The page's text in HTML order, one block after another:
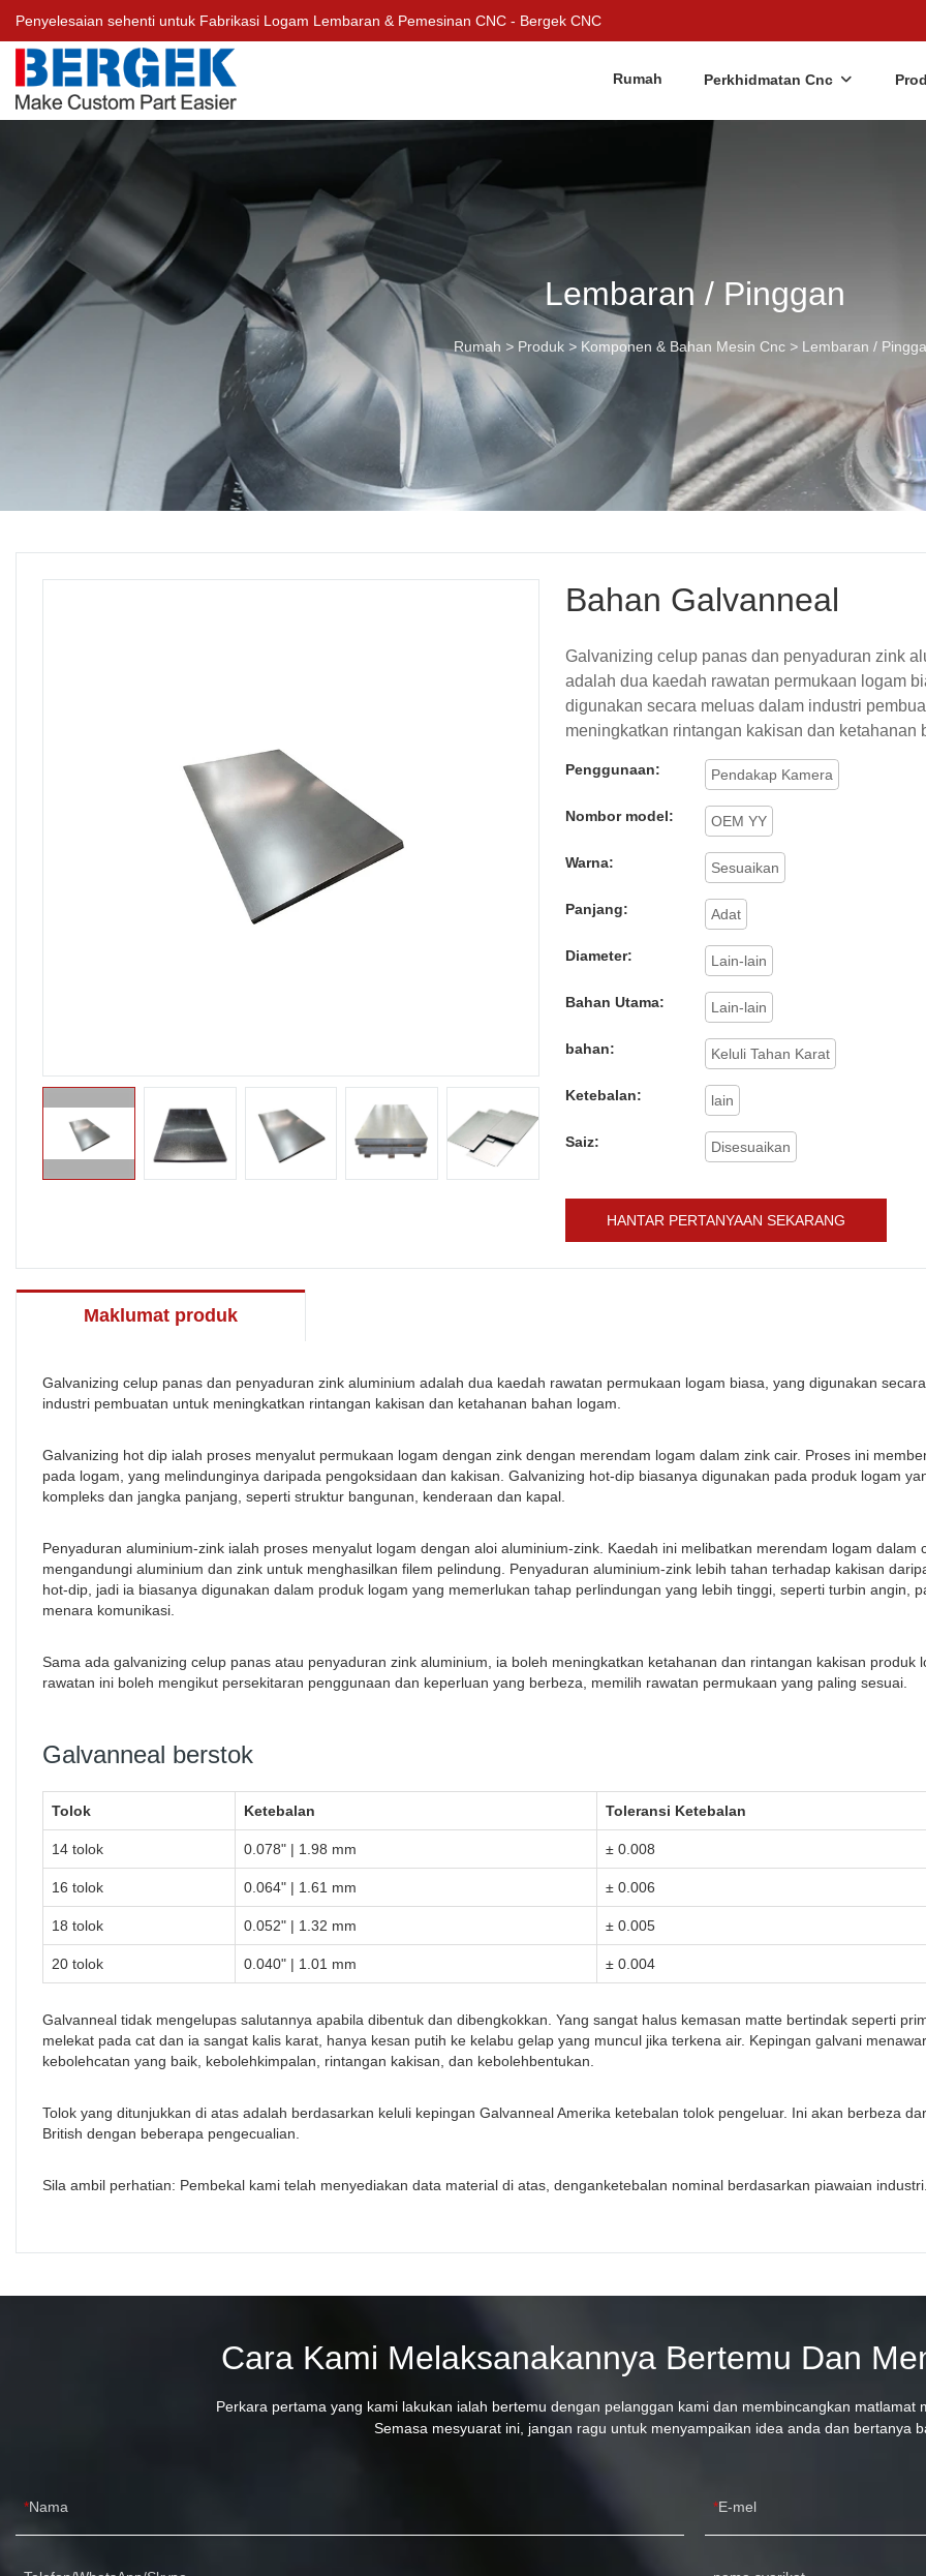
Penyelesaian sehenti untuk Fabrikasi Logam Lembaran & Pemesinan CNC - Bergek CNC
Rumah Perkhidmatan Cnc
Lembaran / Pinggan
Rumah > Produk > Komponen & Bahan Mesin Cnc > Lembaran /
Bahan Galvanneal
Galvanizing celup panas dan penyaduran zink
adalah dua kaedah rawatan permukaan logam
digunakan secara meluas dalam industri
meningkatkan rintangan kakisan dan ketahanan
Penggunaan: Pendakap Kamera
Nombor model: OEM YY
Warna: Sesuaikan
Panjang: Adat
Diameter: Lain-lain
Bahan Utama: Lain-lain
bahan: Keluli Tahan Karat
Ketebalan: lain
Saiz: Disesuaikan
HANTAR PERTANYAAN SEKARANG
Maklumat produk
Galvanizing celup panas dan penyaduran zink aluminium adalah dua kaedah rawatan permukaan logam biasa, yang digunakan
industri pembuatan untuk meningkatkan rintangan kakisan dan ketahanan bahan logam.
Galvanizing hot dip ialah proses menyalut permukaan logam dengan zink dengan merendam logam dalam zink cair. Proses ini
pada logam, yang melindunginya daripada pengoksidaan dan kakisan. Galvanizing hot-dip biasanya digunakan pada produk logam
kompleks dan jangka panjang, seperti struktur bangunan, kenderaan dan kapal.
Penyaduran aluminium-zink ialah proses menyalut logam dengan aloi aluminium-zink. Kaedah ini melibatkan merendam logam dalam
mengandungi aluminium dan zink untuk menghasilkan filem pelindung. Penyaduran aluminium-zink lebih tahan terhadap kakisan
hot-dip, jadi ia biasanya digunakan dalam produk logam yang memerlukan tahap perlindungan yang lebih tinggi, seperti turbin angin,
menara komunikasi.
Sama ada galvanizing celup panas atau penyaduran zink aluminium, ia boleh meningkatkan ketahanan dan rintangan kakisan produk
rawatan ini boleh mengikut persekitaran penggunaan dan keperluan yang berbeza, memilih rawatan permukaan yang paling sesuai.
Galvanneal berstok
Tolok Ketebalan Toleransi Ketebalan
14 tolok 0.078" | 1.98 mm ± 0.008
16 tolok 0.064" | 1.61 mm ± 0.006
18 tolok 0.052" | 1.32 mm ± 0.005
20 tolok 0.040" | 1.01 mm ± 0.004
Galvanneal tidak mengelupas salutannya apabila dibentuk dan dibengkokkan. Yang sangat halus kemasan matte bertindak seperti
melekat pada cat dan ia sangat kalis karat, hanya kesan putih ke kelabu gelap yang muncul jika terkena air. Kepingan galvani
kebolehcatan yang baik, kebolehkimpalan, rintangan kakisan, dan kebolehbentukan.
Tolok yang ditunjukkan di atas adalah berdasarkan keluli kepingan Galvanneal Amerika ketebalan tolok pengeluar. Ini akan berbeza
British dengan beberapa pengecualian.
Sila ambil perhatian: Pembekal kami telah menyediakan data material di atas, denganketebalan nominal berdasarkan piawaian industri.
Cara Kami Melaksanakannya Bertemu Dan
Perkara pertama yang kami lakukan ialah bertemu dengan pelanggan kami dan membincangkan matlamat
Semasa mesyuarat ini, jangan ragu untuk menyampaikan idea anda dan bertanya
Nama E-mel